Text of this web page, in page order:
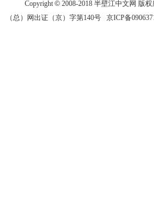
Copyright © 2008-2018半壁江中文网 版
（总）网出证（京）字第140号 京ICP备